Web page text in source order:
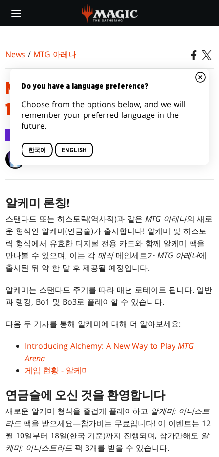
main
News / MTG 아레나
MTG 아레나 공지 – 2021년
12월 8일
Wizards of the Coast
알케미 론칭!
스탠다드 또는 히스토릭(역사적)과 같은MTG 아레나의 새로
운 형식인 알케미(연금술)가 출시합니다! 알케미 및 히스토
릭 형식에서 유효한 디지털 전용 카드와 함께 알케미 팩을
만나볼 수 있으며, 이는 각 매직 메인세트가MTG 아레나에
출시된 뒤 약 한 달 후 제공될 예정입니다.
알케미는 스탠다드 주기를 따라 매년 로테이트 됩니다. 일반
과 랭킹, Bo1 및 Bo3로 플레이할 수 있습니다.
다음 두 기사를 통해 알케미에 대해 더 알아보세요:
Introducing Alchemy: A New Way to PlayMTG
Arena
게임 현황 - 알케미
연금술에 오신 것을 환영합니다
새로운 알케미 형식을 즐겁게 플레이하고 알케미: 이니스트
라드팩을 받으세요—참가비는 무료입니다! 이 이벤트는 12
월 10일부터 18일(한국 기준)까지 진행되며, 참가만해도 알
케미: 이니스트라드 팩 3개를 받을 수 있습니다.
Do you have a language preference?
Choose from the options below, and we will
remember your preferred language in the
future.
한국어 ENGLISH